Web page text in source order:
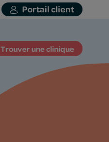
Portail client
Trouver une clinique